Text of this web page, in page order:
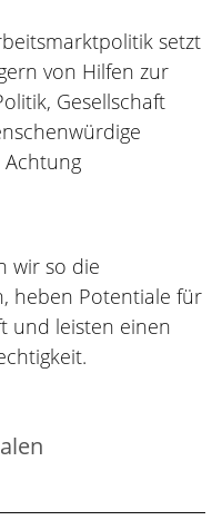
setzt
von Hilfen zur
Gesellschaft
wir so die
heben Potentiale für
und leisten einen